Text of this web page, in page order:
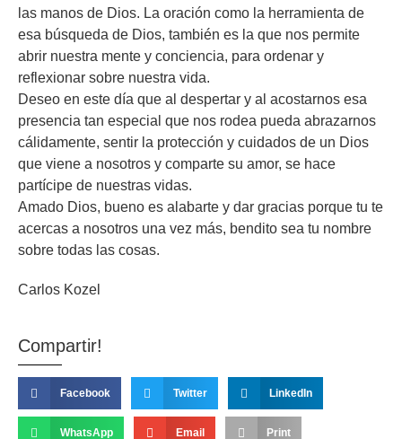
las manos de Dios. La oración como la herramienta de
esa búsqueda de Dios, también es la que nos permite
abrir nuestra mente y conciencia, para ordenar y
reflexionar sobre nuestra vida.
Deseo en este día que al despertar y al acostarnos esa
presencia tan especial que nos rodea pueda abrazarnos
cálidamente, sentir la protección y cuidados de un Dios
que viene a nosotros y comparte su amor, se hace
partícipe de nuestras vidas.
Amado Dios, bueno es alabarte y dar gracias porque tu te
acercas a nosotros una vez más, bendito sea tu nombre
sobre todas las cosas.
Carlos Kozel
Compartir!
Facebook Twitter LinkedIn
WhatsApp Email Print